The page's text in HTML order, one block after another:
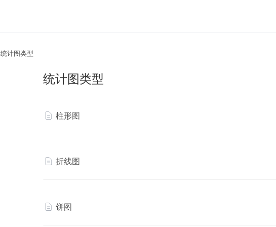
统计图类型
统计图类型
柱形图
折线图
饼图